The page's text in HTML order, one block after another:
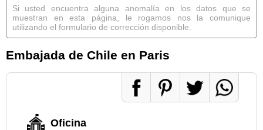
Si usted encuentra alguna anomalía en los datos que se
muestran en esta página, le rogamos nos la comunique
utilizando el formulario de corrección disponible.
Embajada de Chile en Paris
Oficina